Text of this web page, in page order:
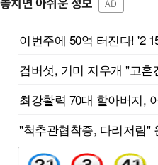
놓치면 아쉬운 정보 AD